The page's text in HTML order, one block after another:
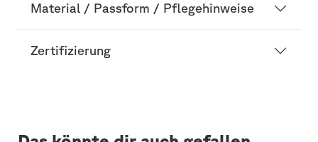
Material / Passform / Pflegehinweise
Zertifizierung